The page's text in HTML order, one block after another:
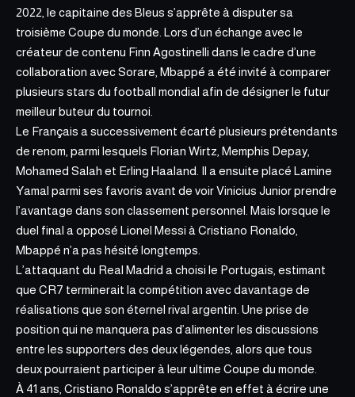
2022, le capitaine des Bleus s’apprête à disputer sa
troisième Coupe du monde. Lors d’un échange avec le
créateur de contenu Finn Agostinelli dans le cadre d’une
collaboration avec Sorare, Mbappé a été invité à comparer
plusieurs stars du football mondial afin de désigner le futur
meilleur buteur du tournoi.
Le Français a successivement écarté plusieurs prétendants
de renom, parmi lesquels Florian Wirtz, Memphis Depay,
Mohamed Salah et Erling Haaland. Il a ensuite placé Lamine
Yamal parmi ses favoris avant de voir Vinicius Junior prendre
l’avantage dans son classement personnel. Mais lorsque le
duel final a opposé Lionel Messi à Cristiano Ronaldo,
Mbappé n’a pas hésité longtemps.
L’attaquant du Real Madrid a choisi le Portugais, estimant
que CR7 terminerait la compétition avec davantage de
réalisations que son éternel rival argentin. Une prise de
position qui ne manquera pas d’alimenter les discussions
entre les supporters des deux légendes, alors que tous
deux pourraient participer à leur ultime Coupe du monde.
À 41 ans, Cristiano Ronaldo s’apprête en effet à écrire une